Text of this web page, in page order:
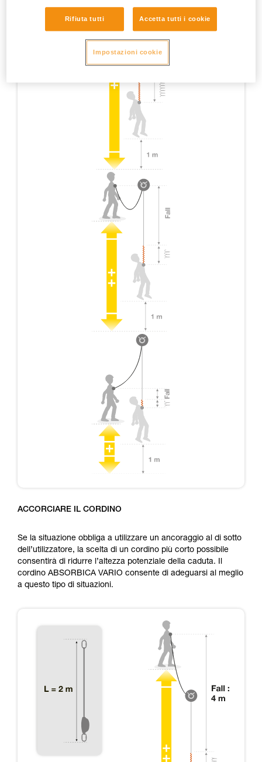
ACCORCIARE IL CORDINO
Se la situazione obbliga a utilizzare un ancoraggio al di sotto
dell’utilizzatore, la scelta di un cordino più corto possibile
consentirà di ridurre l’altezza potenziale della caduta. Il
cordino ABSORBICA VARIO consente di adeguarsi al meglio
a questo tipo di situazioni.
Rifiuta tutti Accetta tutti i cookie
Impostazioni cookie